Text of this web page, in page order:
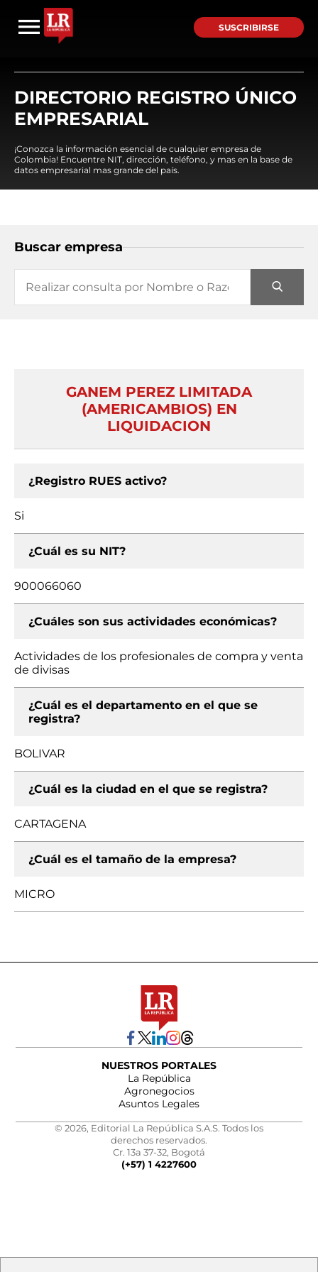
SUSCRIBIRSE
DIRECTORIO REGISTRO ÚNICO
EMPRESARIAL
¡Conozca la información esencial de cualquier empresa de
Colombia! Encuentre NIT, dirección, teléfono, y mas en la base de
datos empresarial mas grande del país.
Buscar empresa
GANEM PEREZ LIMITADA
(AMERICAMBIOS) EN
LIQUIDACION
¿Registro RUES activo?
Si
¿Cuál es su NIT?
900066060
¿Cuáles son sus actividades económicas?
Actividades de los profesionales de compra y venta
de divisas
¿Cuál es el departamento en el que se
registra?
BOLIVAR
¿Cuál es la ciudad en el que se registra?
CARTAGENA
¿Cuál es el tamaño de la empresa?
MICRO
NUESTROS PORTALES
La República
Agronegocios
Asuntos Legales
© 2026, Editorial La República S.A.S. Todos los
derechos reservados.
Cr. 13a 37-32, Bogotá
(+57) 1 4227600